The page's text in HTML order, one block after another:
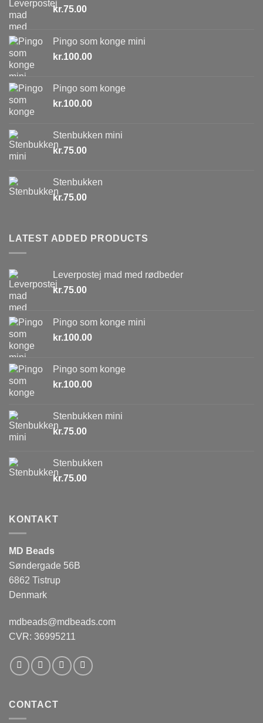
kr.75.00
Pingo som konge mini
kr.100.00
Pingo som konge
kr.100.00
Stenbukken mini
kr.75.00
Stenbukken
kr.75.00
LATEST ADDED PRODUCTS
Leverpostej mad med rødbeder
kr.75.00
Pingo som konge mini
kr.100.00
Pingo som konge
kr.100.00
Stenbukken mini
kr.75.00
Stenbukken
kr.75.00
KONTAKT
MD Beads
Søndergade 56B
6862 Tistrup
Denmark
mdbeads@mdbeads.com
CVR: 36995211
CONTACT